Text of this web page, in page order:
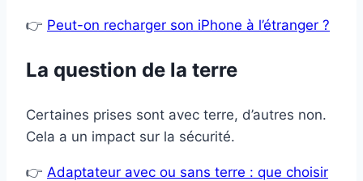
👉 Peut-on recharger son iPhone à l’étranger ?
La question de la terre
Certaines prises sont avec terre, d’autres non.
Cela a un impact sur la sécurité.
👉 Adaptateur avec ou sans terre : que choisir